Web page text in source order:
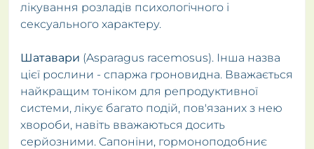
лікування розладів психологічного і
сексуального характеру.
Шатавари (Asparagus racemosus). Інша назва
цієї рослини - спаржа гроновидна. Вважається
найкращим тоніком для репродуктивної
системи, лікує багато подій, пов'язаних з нею
хвороби, навіть вважаються досить
серйозними. Сапоніни, гормоноподобниє